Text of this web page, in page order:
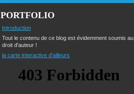
PORTFOLIO
Introduction
Tout le contenu de ce blog est évidemment soumis au
droit d'auteur !
la carte interactive d'ailleurs